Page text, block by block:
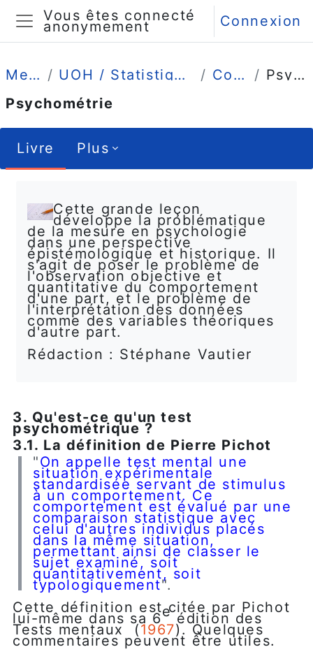
Passer au contenu principal
Panneau latéral
Vous êtes connecté
anonymement Connexion
Mes cours UOH / Statistique et Psychométrie en L1 Comprendre
Psychométrie
Psychométrie
Livre Plus
Cette grande leçon
développe la problématique
de la mesure en psychologie
dans une perspective
épistémologique et historique. Il
s'agit de poser le problème de
l'observation objective et
quantitative du comportement
d'une part, et le problème de
l'interprétation des données
comme des variables théoriques
d'autre part.
Rédaction : Stéphane Vautier
3. Qu'est-ce qu'un test
psychométrique ?
3.1. La définition de Pierre Pichot
"On appelle test mental une
situation expérimentale
standardisée servant de stimulus
à un comportement. Ce
comportement est évalué par une
comparaison statistique avec
celui d'autres individus placés
dans la même situation,
permettant ainsi de classer le
sujet examiné, soit
quantitativement, soit
typologiquement".
Cette définition est citée par Pichot
lui-même dans sa 6eédition des
Tests mentaux (1967). Quelques
commentaires peuvent être utiles.